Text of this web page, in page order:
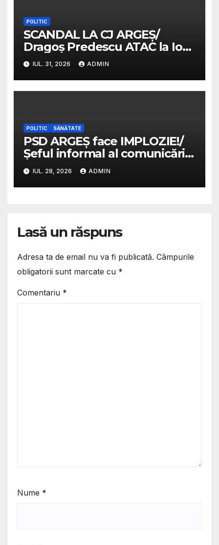
POLITIC
SCANDAL LA CJ ARGEȘ/
Dragoș Predescu ATAC la Ion
Mînzînă/ „PSD a instaurat
cenzura la Consiliul Județean
Argeș”
IUL. 31, 2026 ADMIN
POLITIC SĂNĂTATE
PSD ARGEȘ face IMPLOZIE!/
Șeful informal al comunicării,
atac suburban la managerul
Spitalului Județean instalat
de Ion Mînzînă/ Donoiu
IUL. 28, 2026 ADMIN
Lasă un răspuns
Adresa ta de email nu va fi publicată. Câmpurile
obligatorii sunt marcate cu *
Comentariu *
Nume *